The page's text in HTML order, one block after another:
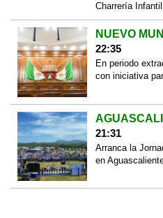
Charrería
NUEVO
22:35
En periodo
con iniciativa
21:31
Arranca la
en